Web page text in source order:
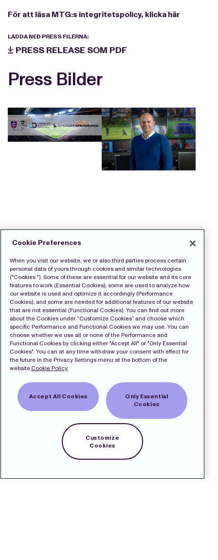
För att läsa MTG:s integritetspolicy, klicka här
LADDA NED PRESS FILERNA:
PRESS RELEASE SOM PDF
Press Bilder
Cookie Preferences
When you visit our website, we or also third parties process certain
personal data of yours through cookies and similar technologies
("Cookies "). Some of these are essential for our website and its core
features to work (Essential Cookies), some are used to analyze how
our website is used and optimize it accordingly (Performance
Cookies), and some are needed for additional features of our website
that are not essential (Functional Cookies). You can find out more
about the Cookies under “Customize Cookies” and choose which
specific Performance and Functional Cookies we may use. You can
choose whether we use all or none of the Performance and
Functional Cookies by clicking either "Accept All" or "Only Essential
Cookies". You can at any time withdraw your consent with effect for
the future in the Privacy Settings menu at the bottom of the
website.Cookie Policy
Accept All Cookies
Only Essential
Cookies
Customize
Cookies